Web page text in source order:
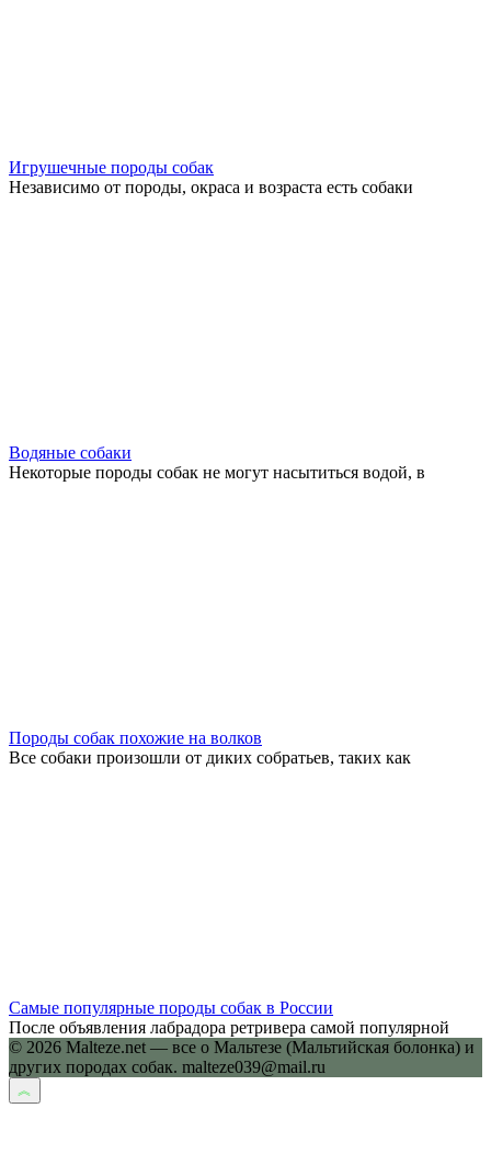
Игрушечные породы собак
Независимо от породы, окраса и возраста есть собаки
Водяные собаки
Некоторые породы собак не могут насытиться водой, в
Породы собак похожие на волков
Все собаки произошли от диких собратьев, таких как
Самые популярные породы собак в России
После объявления лабрадора ретривера самой популярной
© 2026 Malteze.net — все о Мальтезе (Мальтийская болонка) и
других породах собак. malteze039@mail.ru